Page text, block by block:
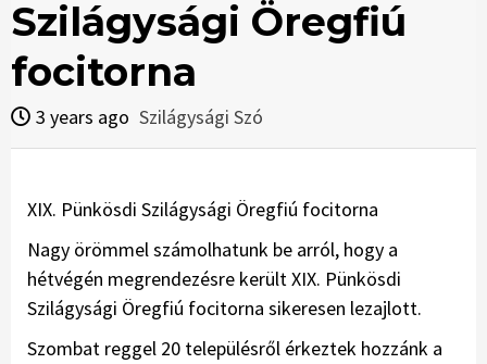
Szilágysági Öregfiú
focitorna
3 years ago Szilágysági Szó
XIX. Pünkösdi Szilágysági Öregfiú focitorna
Nagy örömmel számolhatunk be arról, hogy a
hétvégén megrendezésre került XIX. Pünkösdi
Szilágysági Öregfiú focitorna sikeresen lezajlott.
Szombat reggel 20 településről érkeztek hozzánk a